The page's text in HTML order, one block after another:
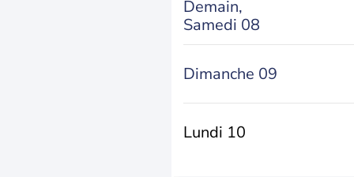
Demain,
Samedi 08
Dimanche 09
Lundi 10